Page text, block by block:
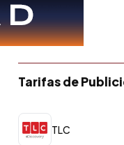
Tarifas de
TLC